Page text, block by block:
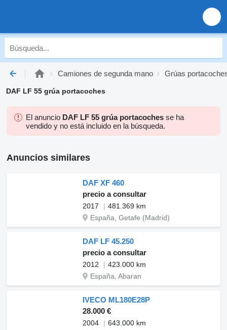
Camiones de segunda mano Grúas
DAF LF 55 grúa portacoches
El anuncio DAF LF 55 grúa portacoches se ha
vendido y no está incluido en la búsqueda.
Anuncios similares
DAF XF 460
precio a consultar
2017
481.369 km
España, Getafe (Madrid)
DAF LF 45.250
precio a consultar
2012
423.000 km
España, Abaran
IVECO ML180E28P
28.000 €
2004
643.000 km